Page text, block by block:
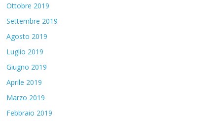
Ottobre 2019
Settembre 2019
Agosto 2019
Luglio 2019
Giugno 2019
Aprile 2019
Marzo 2019
Febbraio 2019